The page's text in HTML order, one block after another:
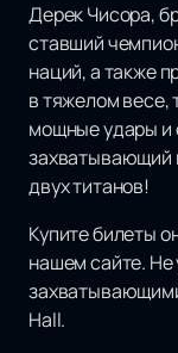
Дерек Чисора,
ставший
наций, а также
в тяжелом весе,
мощные удары и
захватывающий
двух титанов!
Купите билеты
нашем сайте. Не
Hall.